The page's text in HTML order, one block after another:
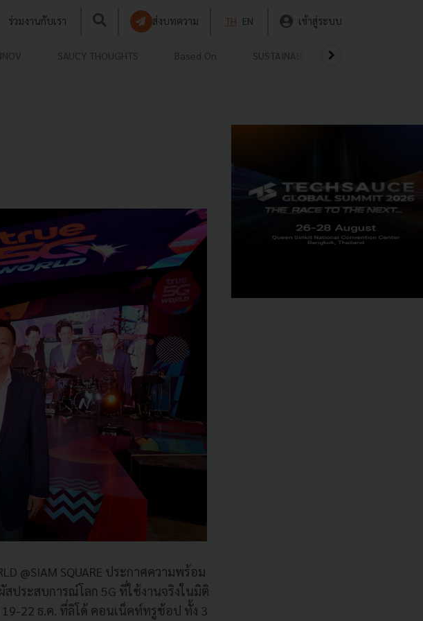
ร่วมงานกับเรา ส่งบทความ TH EN เข้าสู่ระบบ
SAUCY THOUGHTS Based On SUSTAINABLE
@SIAM SQUARE ประกาศความพร้อม
ระสบการณ์โลก 5G ที่ใช้งานจริงในมิติ
22 ธ.ค. ที่ลิโด้ คอนเน็คท์ทรูช้อป ทั้ง 3